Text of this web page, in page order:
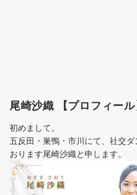
尾崎沙織 【プロフィール
初めまして。
五反田・巣鴨・市川にて、社交
おります尾崎沙織と申します。